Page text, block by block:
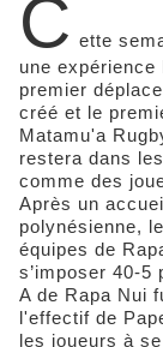
C ette
une expérience
premier
créé et le
Matamu'a
restera dans
comme des
Après un
polynésienne,
équipes de
s’imposer 40-5
A de Rapa Nui
l'effectif de
les joueurs à